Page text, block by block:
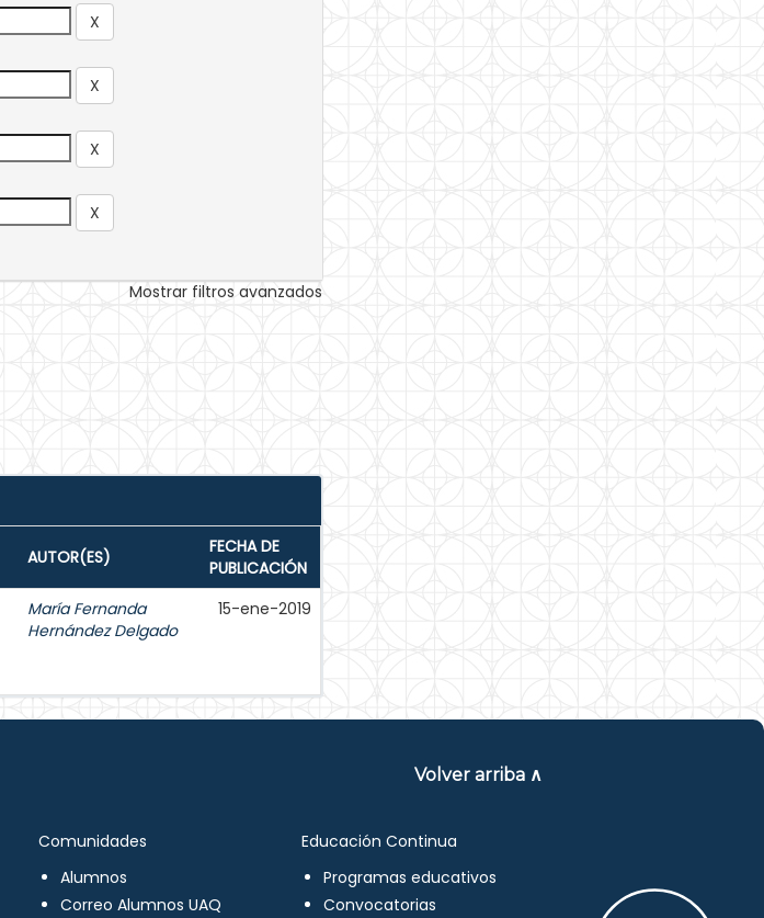
Mostrar filtros avanzados
AUTOR(ES)
FECHA DE
PUBLICACIÓN
María Fernanda
Hernández Delgado
15-ene-2019
Volver arriba ∧
Comunidades
Alumnos
Correo Alumnos UAQ
Educación Continua
Programas educativos
Convocatorias